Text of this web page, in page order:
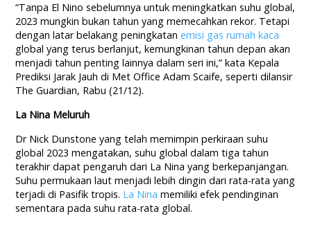
“Tanpa El Nino sebelumnya untuk meningkatkan suhu global,
2023 mungkin bukan tahun yang memecahkan rekor. Tetapi
dengan latar belakang peningkatanemisi gas rumah kaca
global yang terus berlanjut, kemungkinan tahun depan akan
menjadi tahun penting lainnya dalam seri ini,” kata Kepala
Prediksi Jarak Jauh di Met Office Adam Scaife, seperti dilansir
The Guardian, Rabu (21/12).
La Nina Meluruh
Dr Nick Dunstone yang telah memimpin perkiraan suhu
global 2023 mengatakan, suhu global dalam tiga tahun
terakhir dapat pengaruh dari La Nina yang berkepanjangan.
Suhu permukaan laut menjadi lebih dingin dari rata-rata yang
terjadi di Pasifik tropis. La Nina memiliki efek pendinginan
sementara pada suhu rata-rata global.